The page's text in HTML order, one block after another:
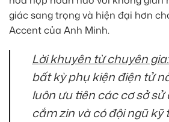
giác sang trọng và hiện đại hơn
Accent của Anh Minh.
Lời khuyên từ chuyên gia:
bất kỳ phụ kiện điện tử
luôn ưu tiên các cơ sở sử
cắm zin và có đội ngũ